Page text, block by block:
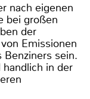
nach eigenen
bei großen
der
Emissionen
sein.
in der